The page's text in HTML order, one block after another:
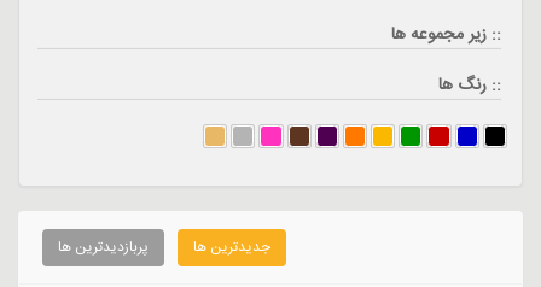
:: زیر مجموعه ها
:: رنگ ها
جدیدترین ها پربازدیدترین ها